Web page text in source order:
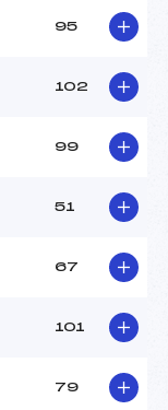
95
102
99
51
67
101
79